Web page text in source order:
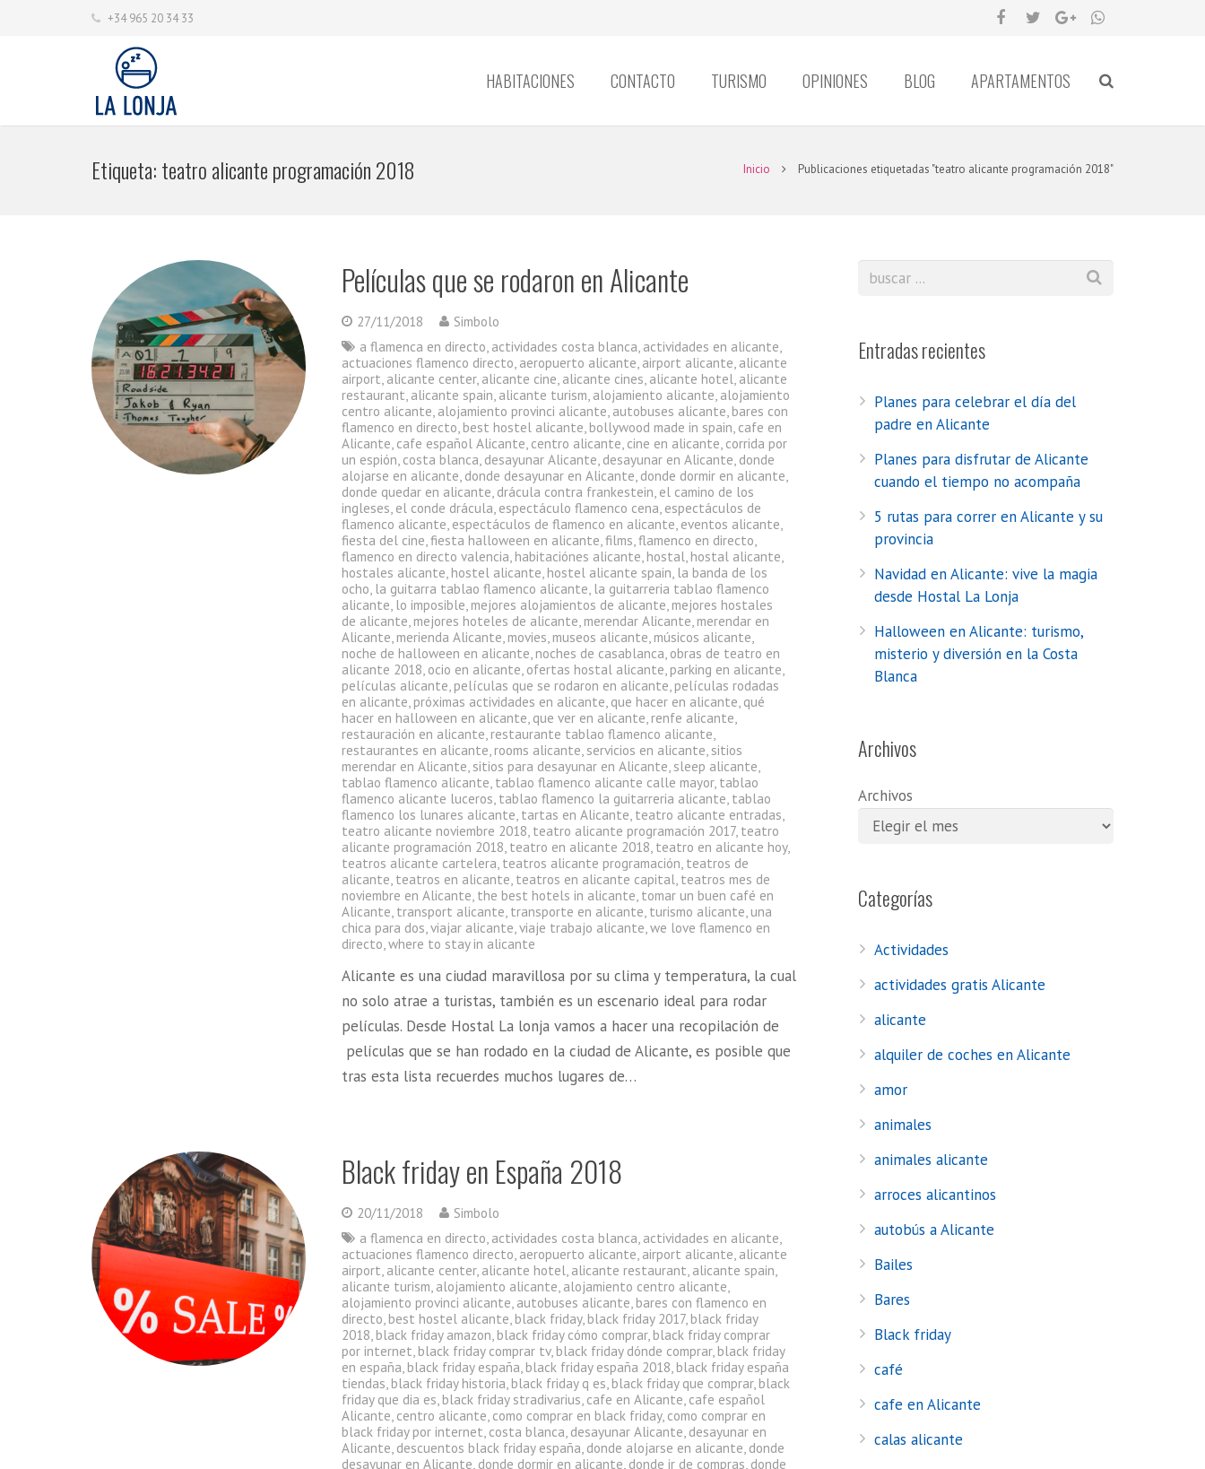
+34 965 20 34 33
HABITACIONES CONTACTO TURISMO OPINIONES BLOG APARTAMENTOS
Etiqueta:teatro alicante programación 2018 Inicio Publicaciones etiquetadas "teatro alicante programación 2018"
Películas que se rodaron en Alicante
27/11/2018
Simbolo
a flamenca en directo, actividades costa blanca, actividades en alicante,
actuaciones flamenco directo, aeropuerto alicante, airport alicante, alicante
airport, alicante center, alicante cine, alicante cines, alicante hotel, alicante
restaurant, alicante spain, alicante turism, alojamiento alicante, alojamiento
centro alicante, alojamiento provinci alicante, autobuses alicante, bares con
flamenco en directo, best hostel alicante, bollywood made in spain, cafe en
Alicante, cafe español Alicante, centro alicante, cine en alicante, corrida por
un espión, costa blanca, desayunar Alicante, desayunar en Alicante, donde
alojarse en alicante, donde desayunar en Alicante, donde dormir en alicante,
donde quedar en alicante, drácula contra frankestein, el camino de los
ingleses, el conde drácula, espectáculo flamenco cena, espectáculos de
flamenco alicante, espectáculos de flamenco en alicante, eventos alicante,
fiesta del cine,fiesta halloween en alicante,films,flamenco en directo,
flamenco en directo valencia, habitaciónes alicante, hostal, hostal alicante,
hostales alicante, hostel alicante, hostel alicante spain, la banda de los
ocho, la guitarra tablao flamenco alicante, la guitarreria tablao flamenco
alicante, lo imposible, mejores alojamientos de alicante, mejores hostales
de alicante, mejores hoteles de alicante, merendar Alicante, merendar en
Alicante, merienda Alicante, movies, museos alicante, músicos alicante,
noche de halloween en alicante, noches de casablanca, obras de teatro en
alicante 2018, ocio en alicante, ofertas hostal alicante, parking en alicante,
películas alicante, películas que se rodaron en alicante, películas rodadas
en alicante, próximas actividades en alicante, que hacer en alicante, qué
hacer en halloween en alicante, que ver en alicante, renfe alicante,
restauración en alicante, restaurante tablao flamenco alicante,
restaurantes en alicante, rooms alicante, servicios en alicante, sitios
merendar en Alicante, sitios para desayunar en Alicante, sleep alicante,
tablao flamenco alicante, tablao flamenco alicante calle mayor, tablao
flamenco alicante luceros, tablao flamenco la guitarreria alicante, tablao
flamenco los lunares alicante, tartas en Alicante, teatro alicante entradas,
teatro alicante noviembre 2018, teatro alicante programación 2017, teatro
alicante programación 2018, teatro en alicante 2018, teatro en alicante hoy,
teatros alicante cartelera, teatros alicante programación, teatros de
alicante, teatros en alicante, teatros en alicante capital, teatros mes de
noviembre en Alicante, the best hotels in alicante, tomar un buen café en
Alicante, transport alicante, transporte en alicante, turismo alicante, una
chica para dos,viajar alicante,viaje trabajo alicante,we love flamenco en
directo,where to stay in alicante
Alicante es una ciudad maravillosa por su clima y temperatura, la cual
no solo atrae a turistas, también es un escenario ideal para rodar
películas. Desde Hostal La lonja vamos a hacer una recopilación de
películas que se han rodado en la ciudad de Alicante, es posible que
tras esta lista recuerdes muchos lugares de…
Black friday en España 2018
20/11/2018
Simbolo
a flamenca en directo, actividades costa blanca, actividades en alicante,
actuaciones flamenco directo, aeropuerto alicante, airport alicante, alicante
airport, alicante center, alicante hotel, alicante restaurant, alicante spain,
alicante turism, alojamiento alicante, alojamiento centro alicante,
alojamiento provinci alicante, autobuses alicante, bares con flamenco en
directo, best hostel alicante, black friday, black friday 2017, black friday
2018, black friday amazon, black friday cómo comprar, black friday comprar
por internet, black friday comprar tv, black friday dónde comprar, black friday
en españa, black friday españa, black friday españa 2018, black friday españa
tiendas, black friday historia, black friday q es, black friday que comprar, black
friday que dia es, black friday stradivarius, cafe en Alicante, cafe español
Alicante, centro alicante, como comprar en black friday, como comprar en
black friday por internet, costa blanca, desayunar Alicante, desayunar en
Alicante, descuentos black friday españa, donde alojarse en alicante, donde
desayunar en Alicante, donde dormir en alicante, donde ir de compras, donde
Entradas recientes
Planes para celebrar el día del
padre en Alicante
Planes para disfrutar de Alicante
cuando el tiempo no acompaña
5 rutas para correr en Alicante y su
provincia
Navidad en Alicante: vive la magia
desde Hostal La Lonja
Halloween en Alicante: turismo,
misterio y diversión en la Costa
Blanca
Archivos
Archivos
Categorías
Actividades
actividades gratis Alicante
alicante
alquiler de coches en Alicante
amor
animales
animales alicante
arroces alicantinos
autobús a Alicante
Bailes
Bares
Black friday
café
cafe en Alicante
calas alicante